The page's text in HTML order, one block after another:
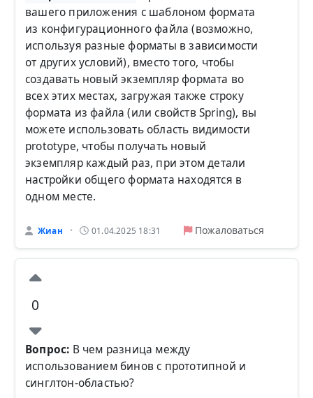
вашего приложения с шаблоном формата
из конфигурационного файла (возможно,
используя разные форматы в зависимости
от других условий), вместо того, чтобы
создавать новый экземпляр формата во
всех этих местах, загружая также строку
формата из файла (или свойств Spring), вы
можете использовать область видимости
prototype, чтобы получать новый
экземпляр каждый раз, при этом детали
настройки общего формата находятся в
одном месте.
Жиан • 01.04.2025 18:31 Пожаловаться
0
Вопрос: В чем разница между
использованием бинов с прототипной и
синглтон-областью?